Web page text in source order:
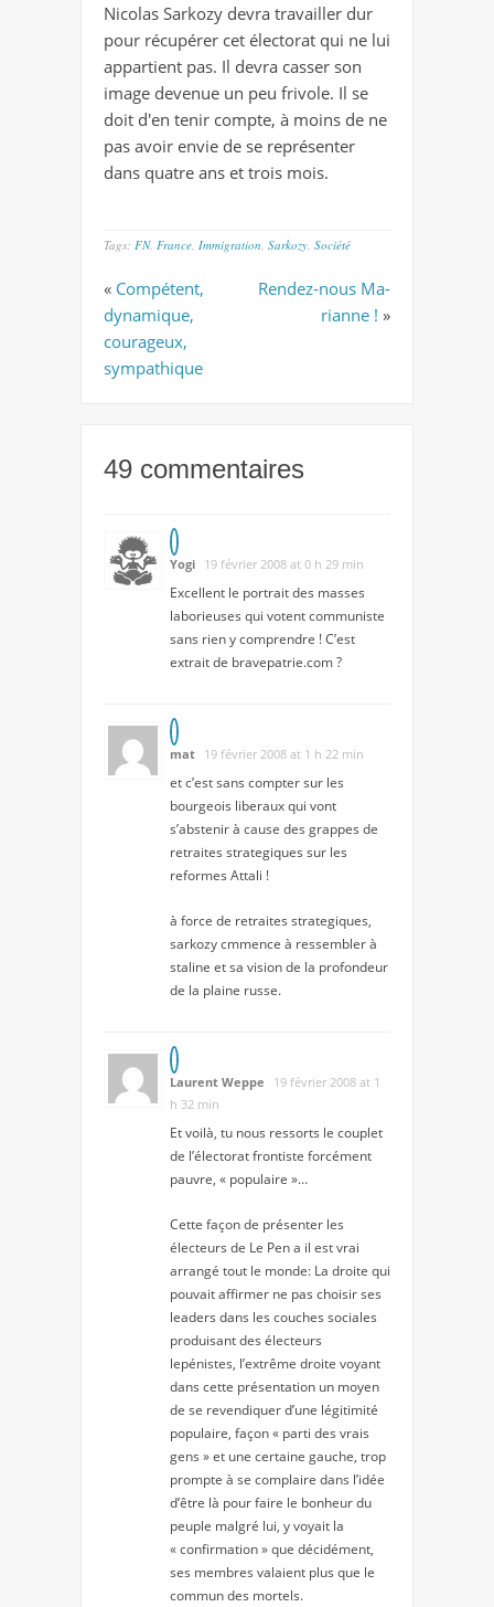
Nicolas Sarkozy devra travailler dur
pour récupérer cet électorat qui ne lui
appartient pas. Il devra casser son
image devenue un peu frivole. Il se
doit d'en tenir compte, à moins de ne
pas avoir envie de se représenter
dans quatre ans et trois mois.
Tags: FN, France Immigration Sarkozy Société
« Compétent,
dynamique,
courageux,
sympathique
Rendez-nous Ma-
rianne ! »
49 commentaires
Yogi 19 février 2008 at 0 h 29 min
Excellent le portrait des masses
laborieuses qui votent communiste
sans rien y comprendre ! C’est
extrait de bravepatrie.com ?
mat 19 février 2008 at 1 h 22 min
et c’est sans compter sur les
bourgeois liberaux qui vont
s’abstenir à cause des grappes de
retraites strategiques sur les
reformes Attali !
à force de retraites strategiques,
sarkozy cmmence à ressembler à
staline et sa vision de la profondeur
de la plaine russe.
Laurent Weppe
19 février 2008 at 1
h 32 min
Et voilà, tu nous ressorts le couplet
de l’électorat frontiste forcément
pauvre, « populaire »…
Cette façon de présenter les
électeurs de Le Pen a il est vrai
arrangé tout le monde: La droite qui
pouvait affirmer ne pas choisir ses
leaders dans les couches sociales
produisant des électeurs
lepénistes, l’extrême droite voyant
dans cette présentation un moyen
de se revendiquer d’une légitimité
populaire, façon « parti des vrais
gens » et une certaine gauche, trop
prompte à se complaire dans l’idée
d’être là pour faire le bonheur du
peuple malgré lui, y voyait la
« confirmation » que décidément,
ses membres valaient plus que le
commun des mortels.